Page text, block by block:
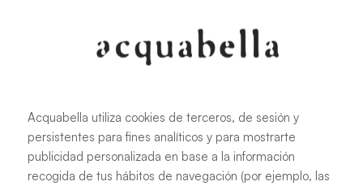
Todas las medidas
Acquabella utiliza cookies de terceros, de sesión y
persistentes para fines analíticos y para mostrarte
publicidad personalizada en base a la información
recogida de tus hábitos de navegación (por ejemplo, las